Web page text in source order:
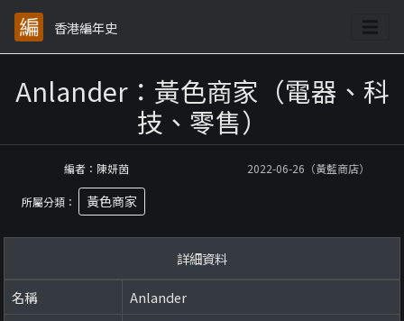
香港編年史
Anlander：黃色商家（電器、科
技、零售）
編者：陳妍茵 2022-06-26（黃藍商店）
所屬分類： 黃色商家
詳細資料
名稱
Anlander